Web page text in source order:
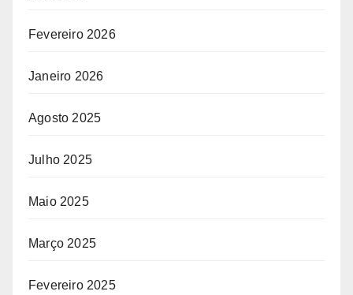
Fevereiro 2026
Janeiro 2026
Agosto 2025
Julho 2025
Maio 2025
Março 2025
Fevereiro 2025